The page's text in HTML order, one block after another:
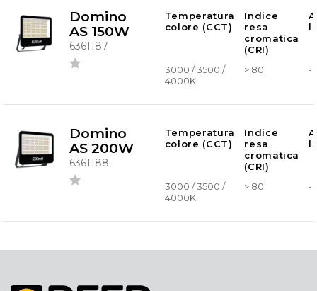
Domino
AS 150W
6361187
Temperatura
colore (CCT)
Indice
resa
cromatica
(CRI)
3000 / 3500 /
4000K
> 80 -
Domino
AS 200W
6361188
Temperatura
colore (CCT)
Indice
resa
cromatica
(CRI)
3000 / 3500 /
4000K
> 80 -